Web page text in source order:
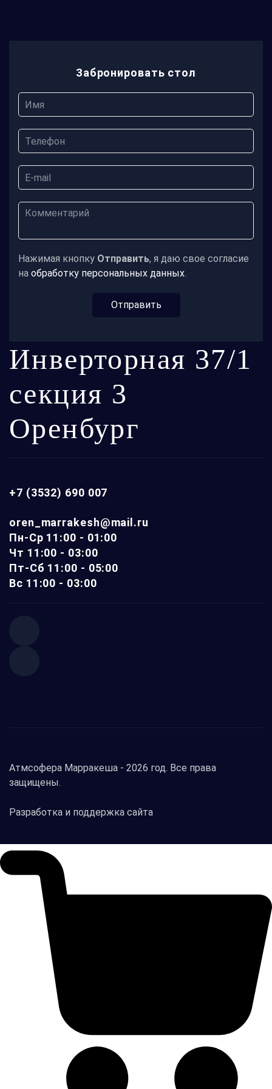
Забронировать стол
Нажимая кнопку Отправить, я даю свое согласие
на обработку персональных данных.
Отправить
Инверторная 37/1
секция 3
Оренбург
+7 (3532) 690 007
oren_marrakesh@mail.ru
Пн-Ср 11:00 - 01:00
Чт 11:00 - 03:00
Пт-Сб 11:00 - 05:00
Вс 11:00 - 03:00
Атмсофера Марракеша - 2026 год. Все права
защищены.
Разработка и поддержка сайта